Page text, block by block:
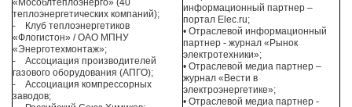
«Мособлтеплоэнерго» (40
теплоэнергетических компаний);
- Клуб теплоэнергетиков
«Флогистон» / ОАО МПНУ
«Энерготехмонтаж»;
- Ассоциация производителей
газового оборудования (АПГО);
- Ассоциация компрессорных
заводов;
информационный партнер –
портал Elec.ru;
• Отраслевой информационный
партнер - журнал «Рынок
электротехники»;
• Отраслевой медиа партнер –
журнал «Вести в
электроэнергетике»;
• Отраслевой медиа партнер -